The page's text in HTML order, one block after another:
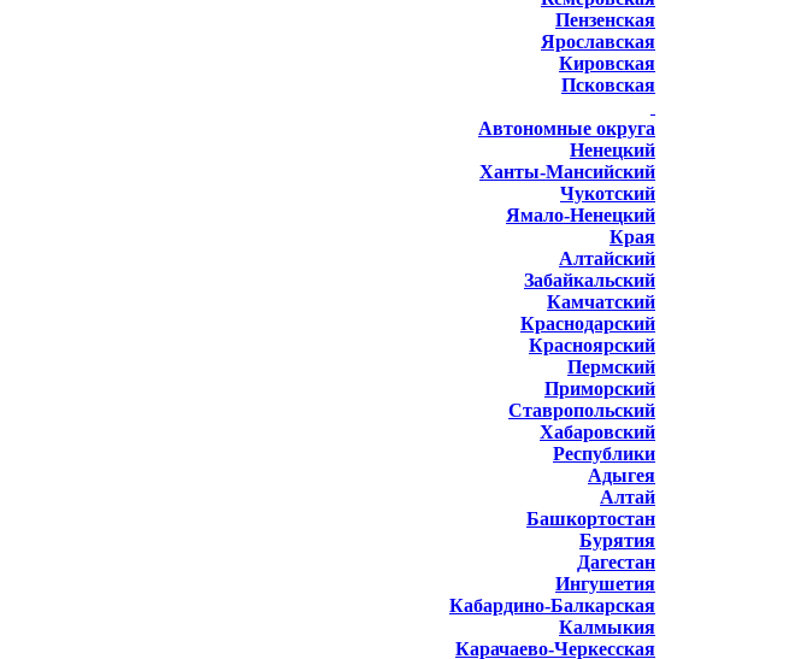
Пензенская
Ярославская
Кировская
Псковская
Автономные округа
Ненецкий
Ханты-Мансийский
Чукотский
Ямало-Ненецкий
Края
Алтайский
Забайкальский
Камчатский
Краснодарский
Красноярский
Пермский
Приморский
Ставропольский
Хабаровский
Республики
Адыгея
Алтай
Башкортостан
Бурятия
Дагестан
Ингушетия
Кабардино-Балкарская
Калмыкия
Карачаево-Черкесская